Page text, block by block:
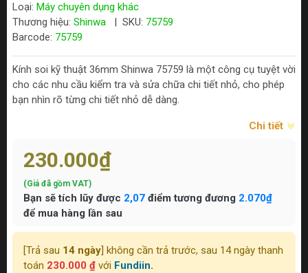
Loại: Máy chuyên dụng khác
Thương hiệu: Shinwa SKU: 75759
Barcode: 75759
Kính soi kỹ thuật 36mm Shinwa 75759 là một công cụ tuyệt vời
cho các nhu cầu kiểm tra và sửa chữa chi tiết nhỏ, cho phép
bạn nhìn rõ từng chi tiết nhỏ dễ dàng.
Chi tiết
230.000₫
(Giá đã gồm VAT)
Bạn sẽ tích lũy được 2,07 điểm tương đương 2.070₫
để mua hàng lần sau
[Trả sau 14 ngày ] không cần trả trước, sau 14 ngày thanh
toán 230.000 ₫ với Fundiin.